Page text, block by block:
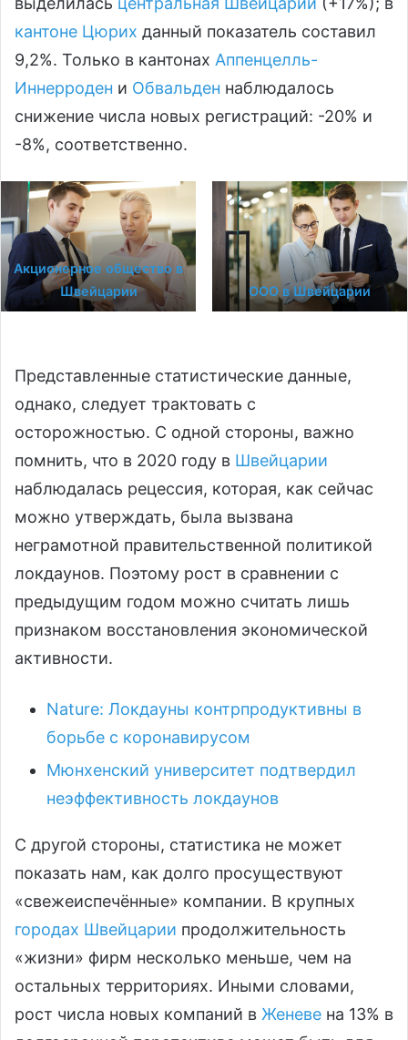
кантоне Цюрих данный показатель составил
9,2%. Только в кантонах Аппенцелль-
Иннерроден и Обвальден наблюдалось
снижение числа новых регистраций: -20% и
-8%, соответственно.
Акционерное общество в
Швейцарии
ООО в Швейцарии
Представленные статистические данные,
однако, следует трактовать с
осторожностью. С одной стороны, важно
помнить, что в 2020 году в Швейцарии
наблюдалась рецессия, которая, как сейчас
можно утверждать, была вызвана
неграмотной правительственной политикой
локдаунов. Поэтому рост в сравнении с
предыдущим годом можно считать лишь
признаком восстановления экономической
активности.
Nature: Локдауны контрпродуктивны в
борьбе с коронавирусом
Мюнхенский университет подтвердил
неэффективность локдаунов
С другой стороны, статистика не может
показать нам, как долго просуществуют
«свежеиспечённые» компании. В крупных
городах Швейцарии продолжительность
«жизни» фирм несколько меньше, чем на
остальных территориях. Иными словами,
рост числа новых компаний в Женеве на 13% в